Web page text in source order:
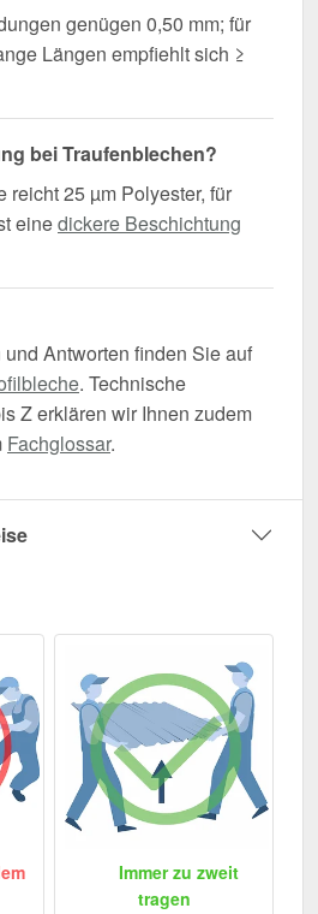
genügen 0,50 mm; für
Längen empfiehlt sich ≥
bei Traufenblechen?
reicht 25 µm Polyester, für
einedickere Beschichtung
Antworten finden Sie auf
. Technische
Z erklären wir Ihnen zudem
Fachglossar.
Immer zu zweit
tragen